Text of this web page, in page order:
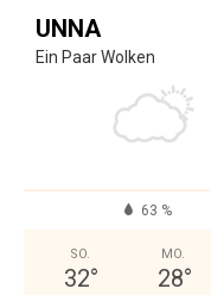
UNNA
Ein Paar Wolken
63 %
SO.
32°
MO.
28°